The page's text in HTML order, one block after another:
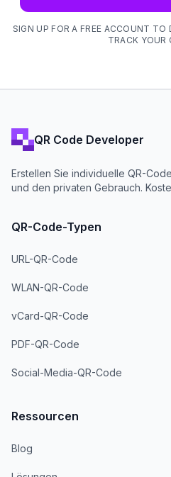
SIGN UP FOR A FREE ACCOUNT
TRACK YOUR
QR Code Developer
Erstellen Sie individuelle QR-
und den privaten Gebrauch.
QR-Code-Typen
URL-QR-Code
WLAN-QR-Code
vCard-QR-Code
PDF-QR-Code
Social-Media-QR-Code
Ressourcen
Blog